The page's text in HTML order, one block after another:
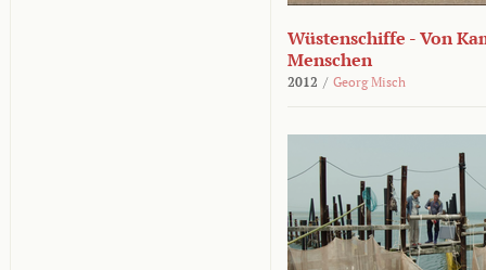
Wüstenschiffe - Von
Menschen
2012 / Georg Misch